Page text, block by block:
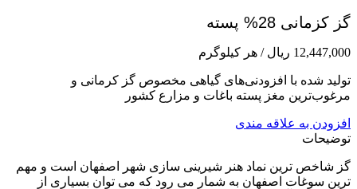
گز کزمانی 28% پسته
12,447,000 ریال / هر کیلوگرم
تولید شده با افزودنی‌های گیاهی مخصوص گز کرمانی و
مرغوب‌ترین مغز پسته باغات و مزارع کشور
افزودن به علاقه مندی
توضیحات
گز شاخص ترین نماد هنر شیرینی سازی شهر اصفهان است و مهم
ترین سوغات اصفهان به شمار می رود که می توان بسیاری از